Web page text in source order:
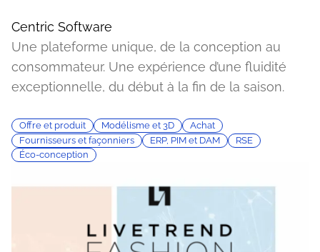
Centric Software
Une plateforme unique, de la conception au
consommateur. Une expérience d’une fluidité
exceptionnelle, du début à la fin de la saison.
Offre et produit Modélisme et 3D
Achat
Fournisseurs et façonniers
ERP, PIM et DAM
RSE
Éco-conception